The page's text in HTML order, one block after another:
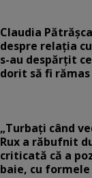
Claudia
despre relația
s-au despărțit
dorit să fi
„Turbați când
Rux a răbufnit
criticată că a
baie, cu